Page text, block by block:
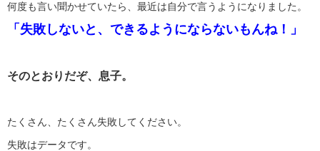
何度も言い聞かせていたら、最近は自分で言うようになりました。
「失敗しないと、できるようにならないもんね！」
そのとおりだぞ、息子。
たくさん、たくさん失敗してください。
失敗はデータです。